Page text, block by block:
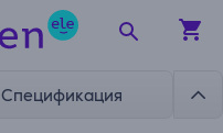
Спецификация